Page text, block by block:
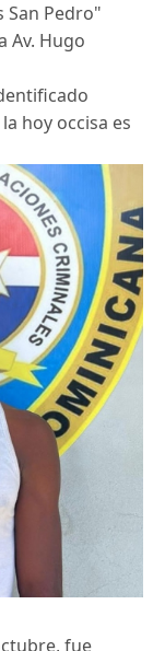
San Pedro"
Av. Hugo
hoy occisa es
fue